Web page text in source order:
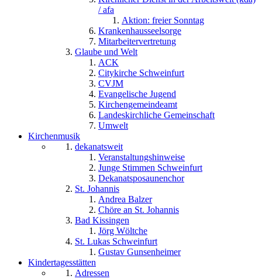
/ afa
Aktion: freier Sonntag
Krankenhausseelsorge
Mitarbeitervertretung
Glaube und Welt
ACK
Citykirche Schweinfurt
CVJM
Evangelische Jugend
Kirchengemeindeamt
Landeskirchliche Gemeinschaft
Umwelt
Kirchenmusik
dekanatsweit
Veranstaltungshinweise
Junge Stimmen Schweinfurt
Dekanatsposaunenchor
St. Johannis
Andrea Balzer
Chöre an St. Johannis
Bad Kissingen
Jörg Wöltche
St. Lukas Schweinfurt
Gustav Gunsenheimer
Kindertagesstätten
Adressen